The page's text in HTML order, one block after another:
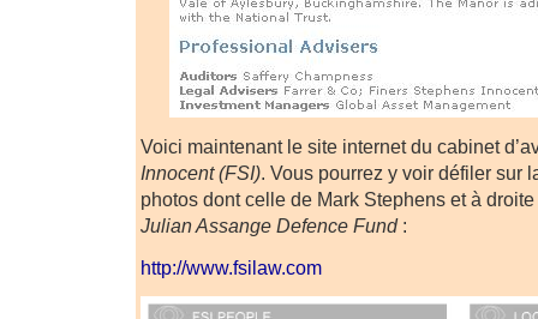
Voici maintenant le site internet du cabinet
Innocent (FSI). Vous pourrez y voir défiler sur
photos dont celle de Mark Stephens et à
Julian Assange Defence Fund:
http://www.fsilaw.com